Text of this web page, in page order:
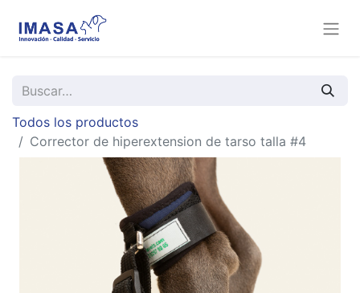
Todos los productos
Corrector de hiperextension de tarso talla #4